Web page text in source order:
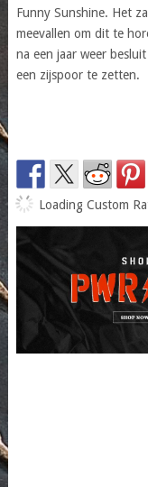
Funny Sunshine. Het
meevallen om dit te
na een jaar weer
een zijspoor te zetten.
Loading Custom